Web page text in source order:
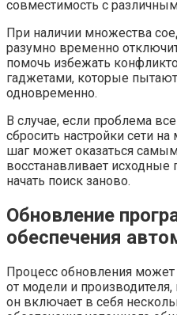
совместимость с
При наличии множества
разумно временно
помочь избежать
гаджетами, которые
одновременно.
В случае, если проблема
сбросить настройки сети
шаг может оказаться
восстанавливает
начать поиск заново.
Обновление
обеспечения
Процесс обновления может
от модели и
он включает в себя